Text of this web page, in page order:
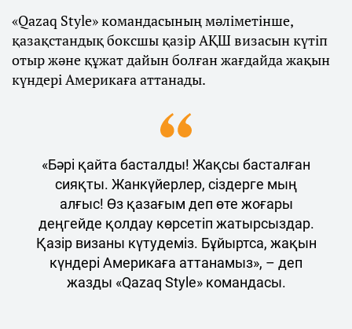
«Qazaq Style» командасының мәліметінше,
қазақстандық боксшы қазір АҚШ визасын күтіп
отыр және құжат дайын болған жағдайда жақын
күндері Америкаға аттанады.
«Бәрі қайта басталды! Жақсы басталған
сияқты. Жанкүйерлер, сіздерге мың
алғыс! Өз қазағым деп өте жоғары
деңгейде қолдау көрсетіп жатырсыздар.
Қазір визаны күтудеміз. Бұйыртса, жақын
күндері Америкаға аттанамыз», – деп
жазды «Qazaq Style» командасы.